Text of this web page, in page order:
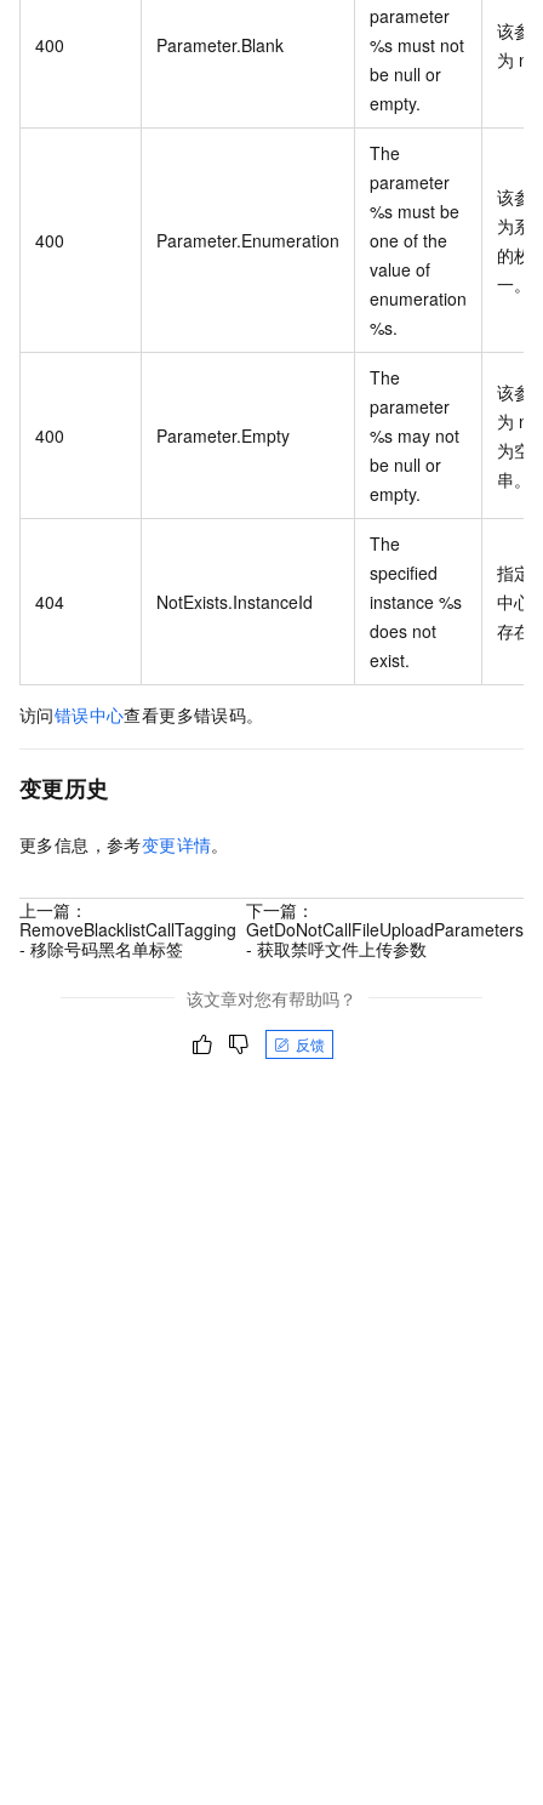
400 Parameter.Blank
parameter
%s must not
be null or
empty.
该参
为
400 Parameter.Enumeration
The
parameter
%s must be
one of the
value of
enumeration
%s.
该参
为系
的枚
一。
400 Parameter.Empty
The
parameter
%s may not
be null or
empty.
该参
为
为空
串。
404 NotExists.InstanceId
The
specified
instance %s
does not
exist.
指定
中心
存在
访问错误中心查看更多错误码。
变更历史
更多信息，参考变更详情。
上一篇：
RemoveBlacklistCallTagging
- 移除号码黑名单标签
下一篇：
GetDoNotCallFileUploadParameters
- 获取禁呼文件上传参数
该文章对您有帮助吗？
反馈